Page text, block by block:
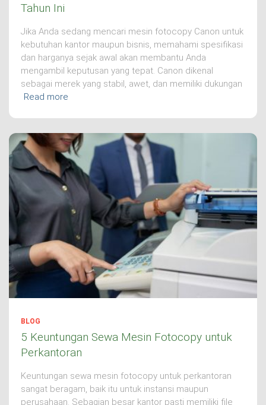
Tahun Ini
Jika Anda sedang mencari mesin fotocopy Canon untuk
kebutuhan kantor maupun bisnis, memahami spesifikasi
dan harganya sejak awal akan membantu Anda
mengambil keputusan yang tepat. Canon dikenal
sebagai merek yang stabil, awet, dan memiliki dukungan
Read more
BLOG
5 Keuntungan Sewa Mesin Fotocopy untuk
Perkantoran
Keuntungan sewa mesin fotocopy untuk perkantoran
sangat beragam, baik itu untuk instansi maupun
perusahaan. Sebagian besar kantor pasti memiliki file